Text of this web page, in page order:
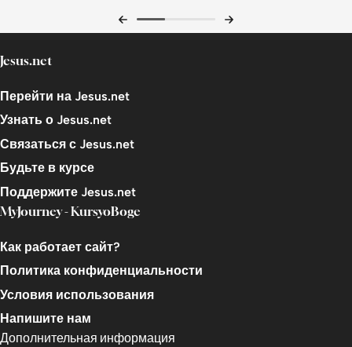
Впечатления от курса
Jesus.net
Перейти на Jesus.net
Узнать о Jesus.net
Связаться с Jesus.net
Будьте в курсе
Поддержите Jesus.net
MyJourney - KursyoBoge
Как работает сайт?
Политика конфиденциальности
Условия использования
Напишите нам
Дополнительная информация